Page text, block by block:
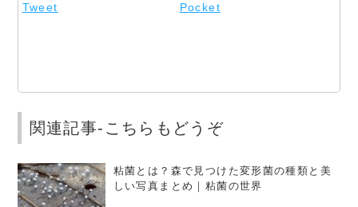
Tweet Pocket
関連記事-こちらもどうぞ
粘菌とは？森で見つけた変形菌の種類と美
しい写真まとめ｜粘菌の世界